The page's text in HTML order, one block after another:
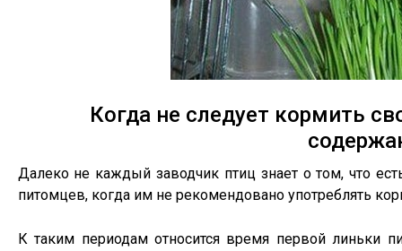
Когда не следует кормить
Далеко не каждый заводчик птиц знает о том, что
питомцев, когда им не рекомендовано употреблять
К таким периодам относится время первой линьки